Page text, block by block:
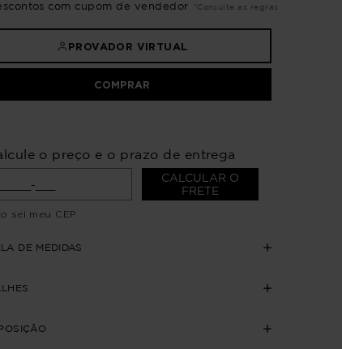
com cupom de vendedor
*Consulte as regras
PROVADOR VIRTUAL
COMPRAR
o preço e o prazo de entrega
CALCULAR O
FRETE
sei meu CEP
DE MEDIDAS